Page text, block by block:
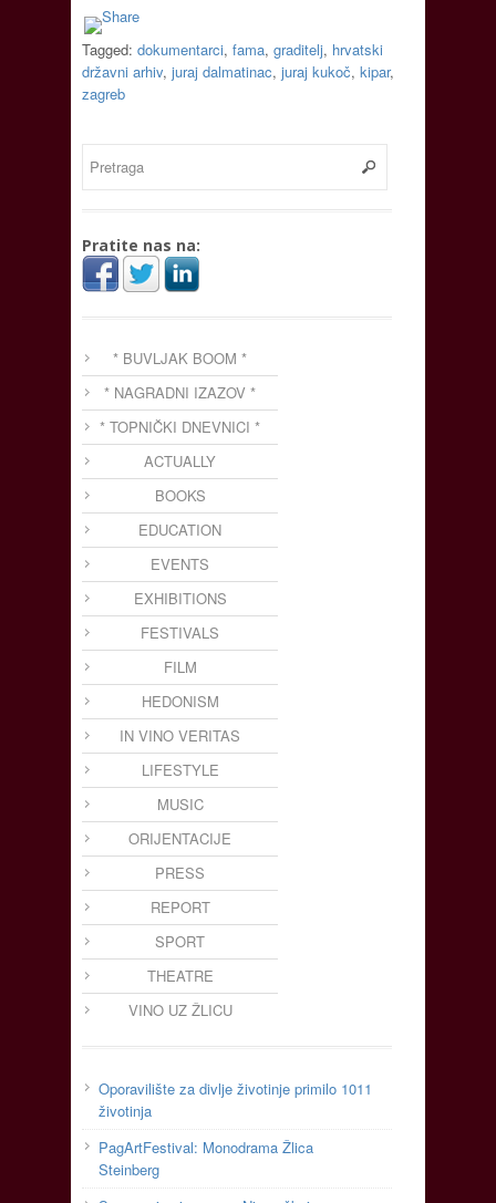
Tagged: dokumentarci, fama, graditelj, hrvatski
državni arhiv, juraj dalmatinac, juraj kukoč, kipar,
zagreb
Pratite nas na:
* BUVLJAK BOOM *
* NAGRADNI IZAZOV *
* TOPNIČKI DNEVNICI *
ACTUALLY
BOOKS
EDUCATION
EVENTS
EXHIBITIONS
FESTIVALS
FILM
HEDONISM
IN VINO VERITAS
LIFESTYLE
MUSIC
ORIJENTACIJE
PRESS
REPORT
SPORT
THEATRE
VINO UZ ŽLICU
Oporavilište za divlje životinje primilo 1011
životinja
PagArtFestival: Monodrama Žlica
Steinberg